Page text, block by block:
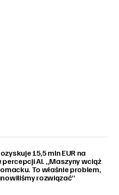
15,5 mln EUR na
percepcji AI. „Maszyny wciąż
To właśnie problem,
rozwiązać”